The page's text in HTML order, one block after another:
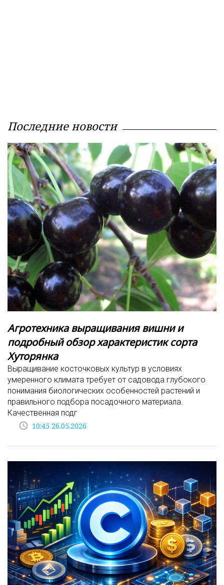
Последние новости
Агротехника выращивания вишни и
подробный обзор характеристик сорта
Хуторянка
Выращивание косточковых культур в условиях
умеренного климата требует от садовода глубокого
понимания биологических особенностей растений и
правильного подбора посадочного материала.
Качественная подг
access_time 10:45 26.05.2026